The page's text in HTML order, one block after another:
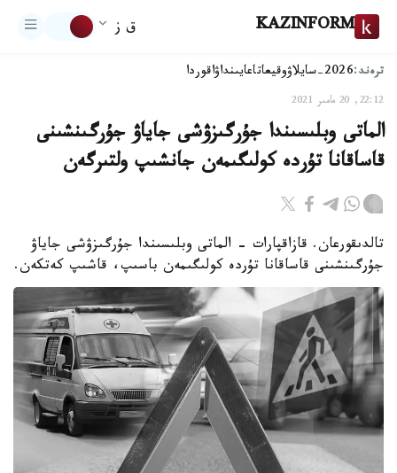
KAZINFORM ق ز
ترەند:2026-سايلاۋ وقيعاتاعايىنداۋاقوردا
22:12, 20 مامىر 2021
الماتى وبلىسىندا جۇرگىزۋشى جاياۋ جۇرگىنشىنى
قاساقانا تۇردە كولىگىمەن جانشىپ ولتىرگەن
تالدىقورعان. قازاقپارات - الماتى وبلىسىندا جۇرگىزۋشى جاياۋ
جۇرگىنشىنى قاساقانا تۇردە كولىگىمەن باسىپ، قاشىپ كەتكەن.